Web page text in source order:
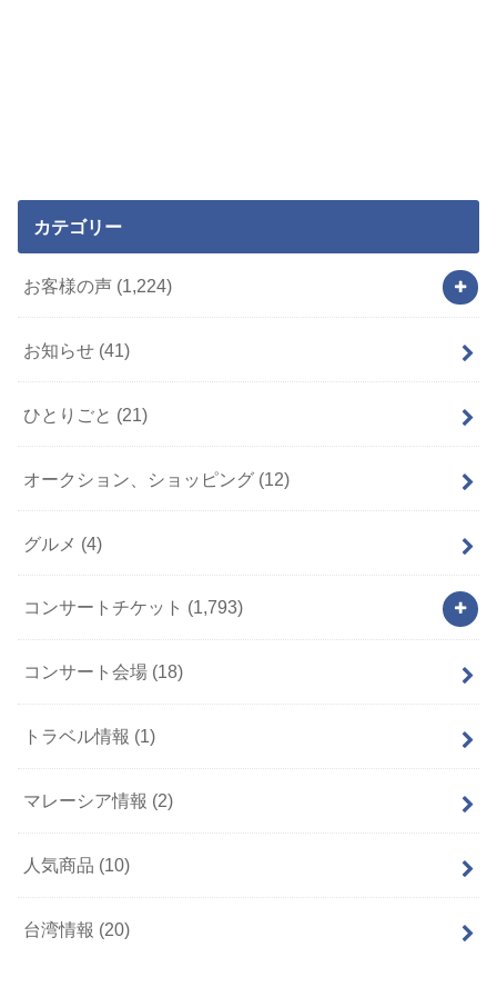
カテゴリー
お客様の声 (1,224)
お知らせ (41)
ひとりごと (21)
オークション、ショッピング (12)
グルメ (4)
コンサートチケット (1,793)
コンサート会場 (18)
トラベル情報 (1)
マレーシア情報 (2)
人気商品 (10)
台湾情報 (20)